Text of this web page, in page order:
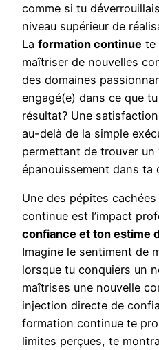
comme si tu
niveau supérieur de
La formation continue te
maîtriser de nouvelles
des domaines
engagé(e) dans ce que
résultat? Une
au-delà de la simple
permettant de trouver un
épanouissement dans ta
Une des pépites
continue est l’impact
confiance et ton estime
Imagine le sentiment de
lorsque tu conquiers un
maîtrises une nouvelle
injection directe de
formation continue te
limites perçues, te